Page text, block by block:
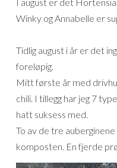
Winky og Annabelle er
Tidlig august i år er det
foreløpig.
Mitt første år med
chili. I tillegg har jeg 7
hatt suksess med.
To av de tre
komposten. En fjerde